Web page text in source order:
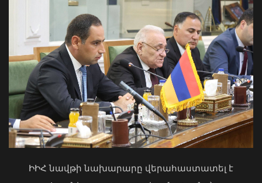
Փոփոխություններ են կատարվել
երթուղիներում
06 Օգոստոս, 2026 21:47
«Ուժեղ Հայաստան»-ը դեմ է
քվեարկելու ԱԺ նախագահի
պաշտոնում Ռուբեն Ռուբինյանի
03 Օգոստոս, 2026 13:13
ԻԻՀ նավթի նախարարը վերահաստատել է